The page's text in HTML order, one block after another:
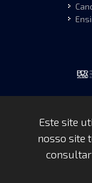
Este site
nosso site